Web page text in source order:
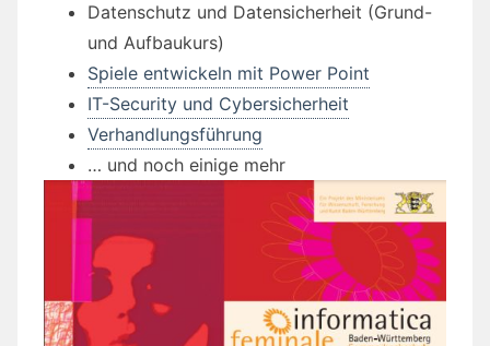
Datenschutz und Datensicherheit (Grund-
und Aufbaukurs)
Spiele entwickeln mit Power Point
IT-Security und Cybersicherheit
Verhandlungsführung
… und noch einige mehr